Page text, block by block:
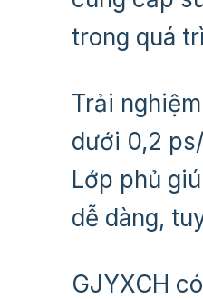
trong quá
Trải
dưới 0,2
Lớp phủ
dễ dàng,
GJYXCH